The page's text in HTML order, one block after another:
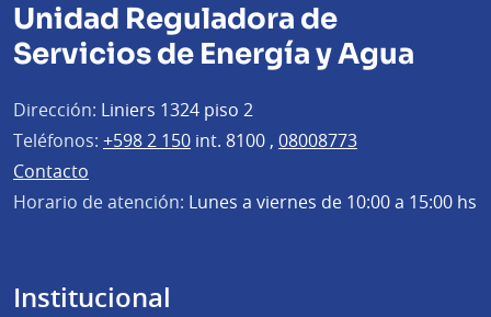
Unidad Reguladora de
Servicios de Energía y Agua
Dirección: Liniers 1324 piso 2
Teléfonos: +598 2 150 int. 8100 , 08008773
Contacto
Horario de atención: Lunes a viernes de 10:00 a 15:00 hs
Institucional